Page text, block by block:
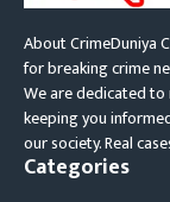
About CrimeDuniya
for breaking crime
We are dedicated
keeping you
our society. Real
Categories